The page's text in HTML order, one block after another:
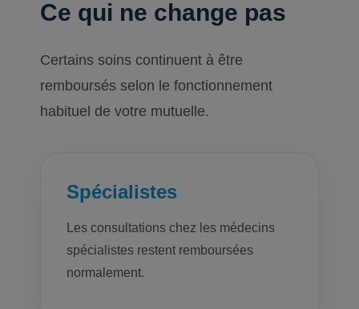
Ce qui ne change pas
Certains soins continuent à être
remboursés selon le fonctionnement
habituel de votre mutuelle.
Spécialistes
Les consultations chez les médecins
spécialistes restent remboursées
normalement.